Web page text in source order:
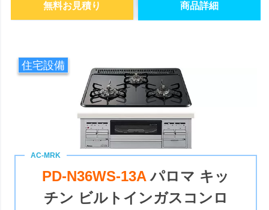
商品詳細
無料お見積り
住宅設備
PD-N36WS-13Aパロマ キッ
チン ビルトインガスコンロ